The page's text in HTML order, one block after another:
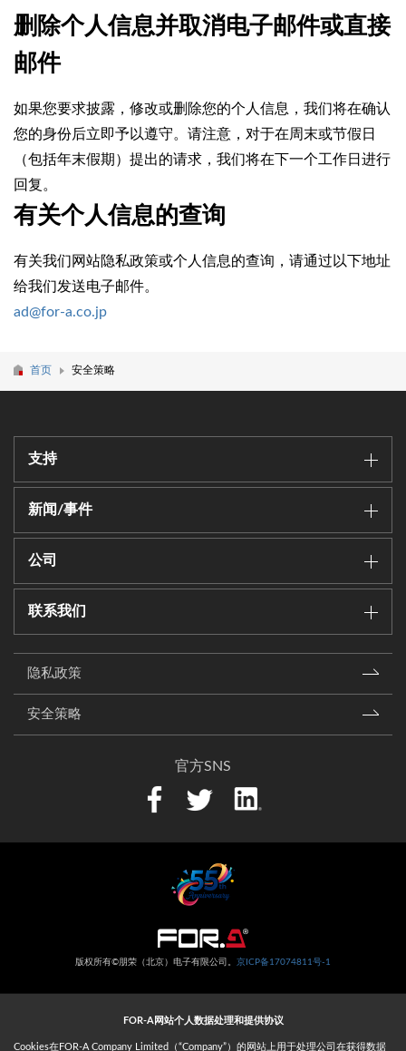
FOR-A网站个人数据处理和提供协议
Cookies在FOR-A Company Limited（“Company”）的网站上用于处理公司在获得数据
删除个人信息并取消电子邮件或直接
邮件
如果您要求披露，修改或删除您的个人信息，我们将在确认
您的身份后立即予以遵守。 请注意，对于在周末或节假日
（包括年末假期）提出的请求，我们将在下一个工作日进行
回复。
有关个人信息的查询
有关我们网站隐私政策或个人信息的查询，请通过以下地址
给我们发送电子邮件。
ad@for-a.co.jp
首页 安全策略
支持
新闻/事件
公司
联系我们
隐私政策
安全策略
官方SNS
版权所有©朋荣（北京）电子有限公司。 京ICP备17074811号-1